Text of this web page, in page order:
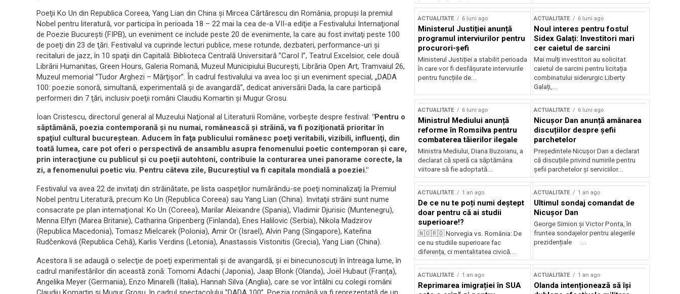
Poeţii Ko Un din Republica Coreea, Yang Lian din China şi Mircea Cărtărescu din România, propuşi la premiul
Nobel pentru literatură, vor participa în perioada 18 – 22 mai la cea de-a VII-a ediţie a Festivalului Internaţional
de Poezie Bucureşti (FIPB), un eveniment ce include peste 20 de evenimente, la care au fost invitaţi peste 100
de poeţi din 23 de ţări. Festivalul va cuprinde lecturi publice, mese rotunde, dezbateri, performance-uri şi
recitaluri de jazz, în 10 spaţii din Capitală: Biblioteca Centrală Universitară ”Carol I”, Teatrul Excelsior, cele două
Librării Humanitas, Green Hours, Galeria Romană, Muzeul Municipiului Bucureşti, Librăria Open Art, Tramvaiul 26,
Muzeul memorial ”Tudor Arghezi – Mărţişor”. În cadrul festivalului va avea loc şi un eveniment special, „DADA
100: poezie sonoră, simultană, experimentală şi de avangardă”, dedicat aniversării Dada, la care participă
performeri din 7 ţări, inclusiv poeţii români Claudiu Komartin şi Mugur Grosu.
Ioan Cristescu, directorul general al Muzeului Naţional al Literaturii Române, vorbeşte despre festival: "Pentru o
săptămână, poezia contemporană şi nu numai, românească şi străină, va fi poziţionată prioritar în
spaţiul cultural bucureştean. Aducem în faţa publicului românesc poeţi veritabili, vizibili, influenţi, din
toată lumea, care pot oferi o perspectivă de ansamblu asupra fenomenului poetic contemporan şi care,
prin interacţiune cu publicul şi cu poeţii autohtoni, contribuie la conturarea unei panorame corecte, la
zi, a fenomenului poetic viu. Pentru câteva zile, Bucureştiul va fi capitala mondială a poeziei."
Festivalul va avea 22 de invitaţi din străinătate, pe lista oaspeţilor numărându-se poeţi nominalizaţi la Premiul
Nobel pentru Literatură, precum Ko Un (Republica Coreea) sau Yang Lian (China). Invitaţii străini sunt nume
consacrate pe plan internaţional: Ko Un (Coreea), Marilar Aleixandre (Spania), Vladimir Djurisic (Muntenegru),
Menna Elfyn (Marea Britanie), Catharina Gripenberg (Finlanda), Enes Halilovic (Serbia), Nikola Madzirov
(Republica Macedonia), Tomasz Mielcarek (Polonia), Amir Or (Israel), Alvin Pang (Singapore), Kateřina
Rudčenková (Republica Cehă), Karlis Verdins (Letonia), Anastassis Vistonitis (Grecia), Yang Lian (China).
Acestora li se adaugă o selecţie de poeţi experimentali şi de avangardă, şi ei binecunoscuţi în întreaga lume, în
cadrul manifestărilor din această zonă: Tomomi Adachi (Japonia), Jaap Blonk (Olanda), Joël Hubaut (Franţa),
Angelika Meyer (Germania), Enzo Minarelli (Italia), Hannah Silva (Anglia), care se vor întâlni cu colegii români
ACTUALITATE 6 luni ago
Ministerul Justiției anunță
programul interviurilor pentru
procurori-șefi
Ministerul Justiției a stabilit perioada
în care vor fi desfășurate interviurile
pentru funcțiile de...
ACTUALITATE 6 luni ago
Noul interes pentru fostul
Sidex Galați: Investitori mari
cer caietul de sarcini
Mai mulți investitori au solicitat
caietul de sarcini pentru licitația
combinatului siderurgic Liberty
Galați,...
ACTUALITATE 6 luni ago
Ministrul Mediului anunță
reforme în Romsilva pentru
combaterea tăierilor ilegale
Ministra Mediului, Diana Buzoianu, a
declarat că speră ca săptămâna
viitoare să fie adoptată...
ACTUALITATE 6 luni ago
Nicușor Dan anunță amânarea
discuțiilor despre șefii
parchetelor
Președintele Nicușor Dan a declarat
că discuțiile privind numirile pentru
șefii parchetelor și serviciilor...
ACTUALITATE 1 an ago
De ce nu te poți numi deștept
doar pentru că ai studii
superioare!?
🇳🇴🇷🇴 Norvegia vs. România: De
ce nu studiile superioare fac
diferența, ci mentalitatea civică...
ACTUALITATE 1 an ago
Ultimul sondaj comandat de
Nicușor Dan
George Simion și Victor Ponta, în
fruntea sondajelor pentru alegerile
prezidențiale ...
ACTUALITATE 1 an ago
Reprimarea imigrației în SUA
ACTUALITATE 1 an ago
Olanda intenționează să își